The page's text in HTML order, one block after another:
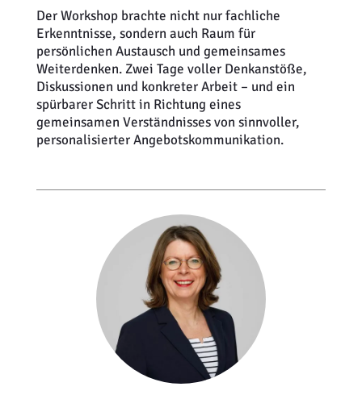
Der Workshop brachte nicht nur fachliche
Erkenntnisse, sondern auch Raum für
persönlichen Austausch und gemeinsames
Weiterdenken. Zwei Tage voller Denkanstöße,
Diskussionen und konkreter Arbeit – und ein
spürbarer Schritt in Richtung eines
gemeinsamen Verständnisses von sinnvoller,
personalisierter Angebotskommunikation.